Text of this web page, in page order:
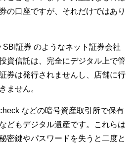
の口座ですが、それだけではあり
SBI証券 のようなネット証券会社
資信託は、完全にデジタル上で管
券は発行されませんし、店舗に行
ません。
などの暗号資産取引所で保有
どもデジタル遺産です。これらは
密鍵やパスワードを失うと二度と